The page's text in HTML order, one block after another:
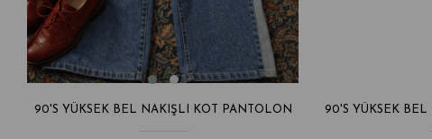
90'S YÜKSEK BEL NAKIŞLI KOT PANTOLON 90'S YÜKSEK